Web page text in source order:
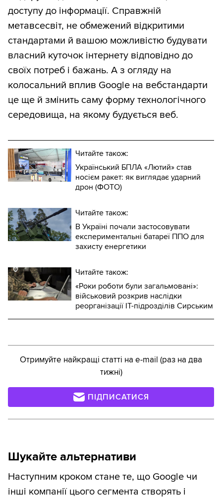
доступу до інформації. Справжній
метавсесвіт, не обмежений відкритими
стандартами й вашою можливістю будувати
власний куточок інтернету відповідно до
своїх потреб і бажань. А з огляду на
колосальний вплив Google на вебстандарти
це ще й змінить саму форму технологічного
середовища, на якому будується веб.
Читайте також:
Український БПЛА «Лютий» став
носієм ракет: як виглядає ударний
дрон (ФОТО)
Читайте також:
В Україні почали застосовувати
експериментальні батареї ППО для
захисту енергетики
Читайте також:
«Роки роботи були загальмовані»:
військовий розкрив наслідки
реорганізації IT-підрозділів Сирським
Отримуйте найкращі статті на e-mail (раз на два
тижні)
ПІДПИСАТИСЯ
Шукайте альтернативи
Наступним кроком стане те, що Google чи
інші компанії цього сегмента створять і